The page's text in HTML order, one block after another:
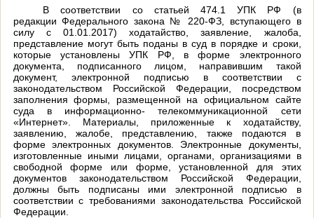
В соответствии со статьей 474.1 УПК РФ (в
редакции Федерального закона № 220-ФЗ, вступающего в
силу с 01.01.2017) ходатайство, заявление, жалоба,
представление могут быть поданы в суд в порядке и сроки,
которые установленыУПК РФ, в форме электронного
документа, подписанного лицом, направившим такой
документ, электронной подписью в соответствии с
законодательством Российской Федерации, посредством
заполнения формы, размещенной на официальном сайте
суда в информационно- телекоммуникационной сети
«Интернет». Материалы, приложенные к ходатайству,
заявлению, жалобе, представлению, также подаются в
форме электронных документов. Электронные документы,
изготовленные иными лицами, органами, организациями в
свободной форме или форме, установленной для этих
документов законодательством Российской Федерации,
должны быть подписаны ими электронной подписью в
соответствии с требованиями законодательства Российской
Федерации.